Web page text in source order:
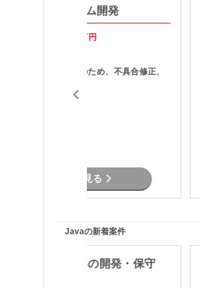
某法人向けシステム開発
万円
・テスト工程のため、不具合修正、
詳細を見る
Javaの新着案件
マルチユースEMSの開発・保守